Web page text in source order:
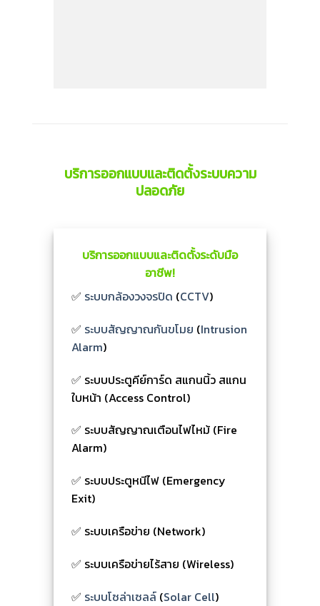
บริการออกแบบและติดตั้งระบบความ
ปลอดภัย
บริการออกแบบและติดตั้งระดับมือ
อาชีพ!
✅ ระบบกล้องวงจรปิด (CCTV)
✅ ระบบสัญญาณกันขโมย (Intrusion
Alarm)
✅ ระบบประตูคีย์การ์ด สแกนนิ้ว สแกน
ใบหน้า (Access Control)
✅ ระบบสัญญาณเตือนไฟไหม้ (Fire
Alarm)
✅ ระบบประตูหนีไฟ (Emergency
Exit)
✅ ระบบเครือข่าย (Network)
✅ ระบบเครือข่ายไร้สาย (Wireless)
✅ ระบบโซล่าเซลล์ (Solar Cell)